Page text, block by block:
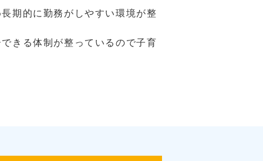
期的に勤務がしやすい環境が整
きる体制が整っているので子育